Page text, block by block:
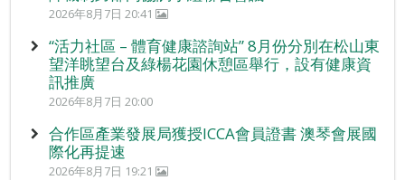
2026年8月7日 20:41
“活力社區 – 體育健康諮詢站” 8月份分別在松山東
望洋眺望台及綠楊花園休憩區舉行，設有健康資
訊推廣
2026年8月7日 20:00
合作區產業發展局獲授ICCA會員證書 澳琴會展國
際化再提速
2026年8月7日 19:21